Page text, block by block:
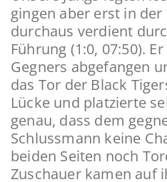
gingen aber erst in
durchaus verdient
Führung (1:0, 07:50).
Gegners abgefangen
das Tor der Black
Lücke und platzierte
genau, dass dem
Schlussmann keine
beiden Seiten noch
Zuschauer kamen auf